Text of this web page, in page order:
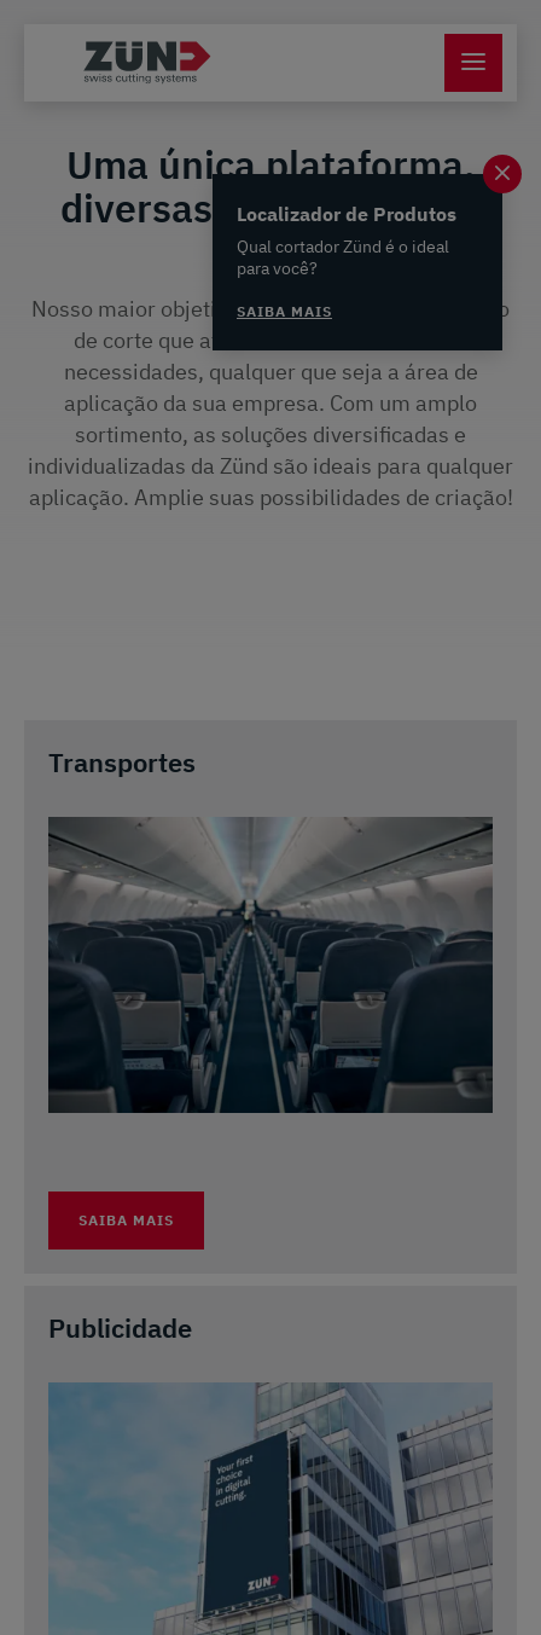
Localizador de Produtos
Qual cortador Zünd é o ideal
para você?
SAIBA MAIS
Uma única plataforma,
diversas possibilidades
Nosso maior objetivo é oferecer a você a solução
de corte que atenda exatamente às suas
necessidades, qualquer que seja a área de
aplicação da sua empresa. Com um amplo
sortimento, as soluções diversificadas e
individualizadas da Zünd são ideais para qualquer
aplicação. Amplie suas possibilidades de criação!
Transportes
SAIBA MAIS
Publicidade